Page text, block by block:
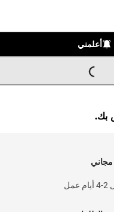
أعلمني
L
O
A
DI
N G
...
بك.
مجاني